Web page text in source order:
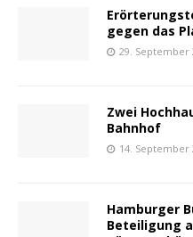
gegen das
29. September
Zwei
Bahnhof
14. September
Hamburger
Beteiligung